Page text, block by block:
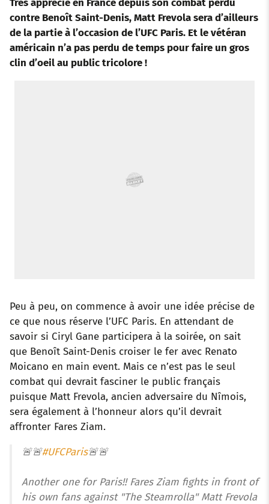
e
b t s e
k
e
i
l l
Très apprécié en France depuis son combat perdu
contre Benoît Saint-Denis, Matt Frevola sera d’ailleurs
de la partie à l’occasion de l’UFC Paris. Et le vétéran
américain n’a pas perdu de temps pour faire un gros
clin d’oeil au public tricolore !
Peu à peu, on commence à avoir une idée précise de
ce que nous réserve l’UFC Paris. En attendant de
savoir si Ciryl Gane participera à la soirée, on sait
que Benoît Saint-Denis croiser le fer avec Renato
Moicano en main event. Mais ce n’est pas le seul
combat qui devrait fasciner le public français
puisque Matt Frevola, ancien adversaire du Nîmois,
sera également à l’honneur alors qu’il devrait
affronter Fares Ziam.
🚨🚨#UFCParis🚨🚨
Another one for Paris!! Fares Ziam fights in front of
his own fans against "The Steamrolla" Matt Frevola